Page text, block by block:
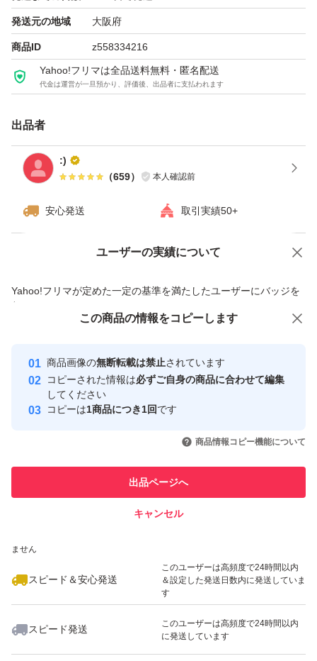
発送元の地域 大阪府
商品ID z558334216
Yahoo!フリマは全品送料無料・匿名配送
代金は運営が一旦預かり、評価後、出品者に支払われます
出品者
:)
（659） 本人確認前
安心発送 取引実績50+
ユーザーの実績について
Yahoo!フリマが定めた一定の基準を満たしたユーザーにバッジを
付与しています
安心取引出品者
心・安全なユーザーです
取引実績
引を完了させた実績があります
での取引実績があります
ません
スピード＆安心発送
このユーザーは高頻度で24時間以内
＆設定した発送日数内に発送していま
す
スピード発送
このユーザーは高頻度で24時間以内
に発送しています
価格の相談 商品への質問
この商品の情報をコピーします
商品画像の無断転載は禁止されています
コピーされた情報は必ずご自身の商品に合わせて編集
してください
コピーは1商品につき1回です
商品情報コピー機能について
出品ページへ
キャンセル
この商品をみている人にオススメ
いいね！
4,500